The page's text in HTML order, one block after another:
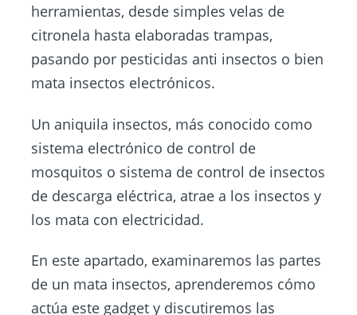
herramientas, desde simples velas de
citronela hasta elaboradas trampas,
pasando por pesticidas anti insectos o bien
mata insectos electrónicos.
Un aniquila insectos, más conocido como
sistema electrónico de control de
mosquitos o sistema de control de insectos
de descarga eléctrica, atrae a los insectos y
los mata con electricidad.
En este apartado, examinaremos las partes
de un mata insectos, aprenderemos cómo
actúa este gadget y discutiremos las